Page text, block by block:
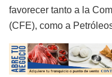
favorecer tanto a la
(CFE), como a